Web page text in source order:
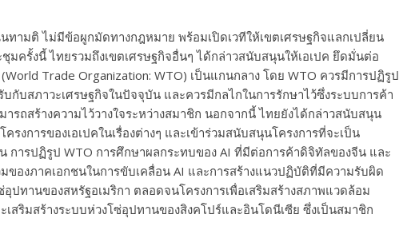
ทามติ ไม่มีข้อผูกมัดทางกฎหมาย พร้อมเปิดเวทีให้เขตเศรษฐกิจแลกเปลี่ยน
ครั้งนี้ ไทยรวมถึงเขตเศรษฐกิจอื่นๆ ได้กล่าวสนับสนุนให้เอเปค ยึดมั่นต่อ
Trade Organization: WTO) เป็นแกนกลาง โดย WTO ควรมีการปฏิรูป
กับสภาวะเศรษฐกิจในปัจจุบัน และควรมีกลไกในการรักษาไว้ซึ่งระบบการค้า
รถสร้างความไว้วางใจระหว่างสมาชิก นอกจากนี้ ไทยยังได้กล่าวสนับสนุน
รงการของเอเปคในเรื่องต่างๆ และเข้าร่วมสนับสนุนโครงการที่จะเป็น
การปฏิรูป WTO การศึกษาผลกระทบของ AI ที่มีต่อการค้าดิจิทัลของจีน และ
มของภาคเอกชนในการขับเคลื่อน AI และการสร้างแนวปฏิบัติที่มีความรับผิด
ปทานของสหรัฐอเมริกา ตลอดจนโครงการเพื่อเสริมสร้างสภาพแวดล้อม
สริมสร้างระบบห่วงโซ่อุปทานของสิงคโปร์และอินโดนีเซีย ซึ่งเป็นสมาชิก